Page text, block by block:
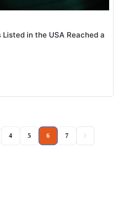
in the USA Reached a
4 5 6(current)
7